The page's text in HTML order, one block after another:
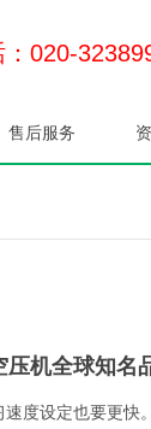
：020-
售后服务
压机全球知名
度设定也要更